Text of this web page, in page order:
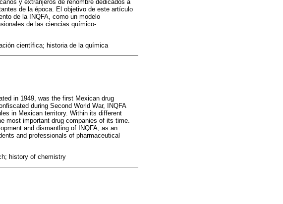
y extranjeros de renombre dedicados a
de la época. El objetivo de este artículo
de la INQFA, como un modelo
de las ciencias químico-
científica; historia de la química
in 1949, was the first Mexican drug
during Second World War, INQFA
in Mexican territory. Within its different
most important drug companies of its time.
and dismantling of INQFA, as an
and professionals of pharmaceutical
history of chemistry